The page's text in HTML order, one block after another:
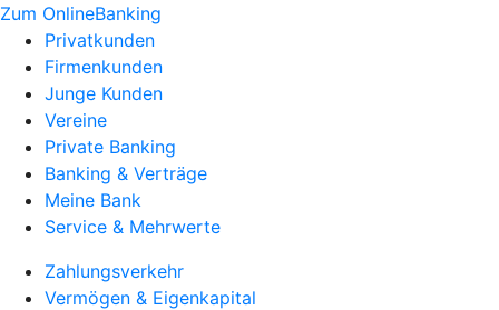
Zum OnlineBanking
Privatkunden
Firmenkunden
Junge Kunden
Vereine
Private Banking
Banking & Verträge
Meine Bank
Service & Mehrwerte
Zahlungsverkehr
Vermögen & Eigenkapital